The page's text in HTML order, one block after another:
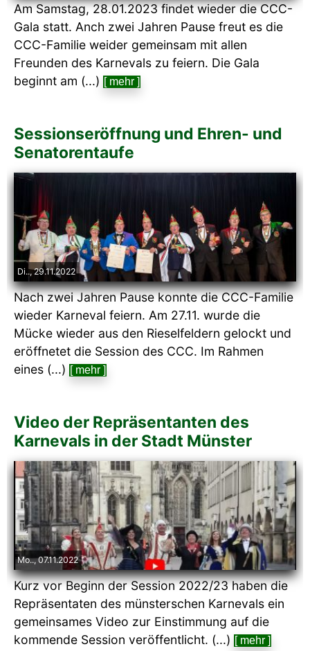
Am Samstag, 28.01.2023 findet wieder die CCC-
Gala statt. Anch zwei Jahren Pause freut es die
CCC-Familie weider gemeinsam mit allen
Freunden des Karnevals zu feiern. Die Gala
beginnt am (...) [ mehr ]
Sessionseröffnung und Ehren- und
Senatorentaufe
Di.., 29.11.2022
Nach zwei Jahren Pause konnte die CCC-Familie
wieder Karneval feiern. Am 27.11. wurde die
Mücke wieder aus den Rieselfeldern gelockt und
eröffnetet die Session des CCC. Im Rahmen
eines (...) [ mehr ]
Video der Repräsentanten des
Karnevals in der Stadt Münster
Mo.., 07.11.2022
Kurz vor Beginn der Session 2022/23 haben die
Repräsentaten des münsterschen Karnevals ein
gemeinsames Video zur Einstimmung auf die
kommende Session veröffentlicht. (...) [ mehr ]